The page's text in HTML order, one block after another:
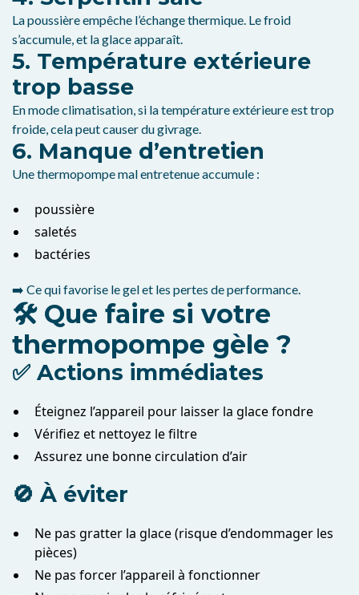
La poussière empêche l’échange thermique. Le froid
s’accumule, et la glace apparaît.
5. Température extérieure
trop basse
En mode climatisation, si la température extérieure est trop
froide, cela peut causer du givrage.
6. Manque d’entretien
Une thermopompe mal entretenue accumule :
poussière
saletés
bactéries
➡️ Ce qui favorise le gel et les pertes de performance.
🛠️ Que faire si votre
thermopompe gèle ?
✅ Actions immédiates
Éteignez l’appareil pour laisser la glace fondre
Vérifiez et nettoyez le filtre
Assurez une bonne circulation d’air
🚫 À éviter
Ne pas gratter la glace (risque d’endommager les
pièces)
Ne pas forcer l’appareil à fonctionner